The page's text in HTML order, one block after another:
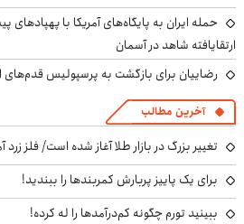
حمله ایران به پایگاه‌های آمریکا با
ارتقایافته شاهد در آسمان
رضاییان برای بازگشت به پرسپولیس قدم‌های
آخرین مطالب
تغییر بزرگ در بازار طلا آغاز شده است/ فلز
برای یک پاییز پربارش کمربندها را ببندید!
ببینید تورم چگونه کم‌درآمدها را له کرده!